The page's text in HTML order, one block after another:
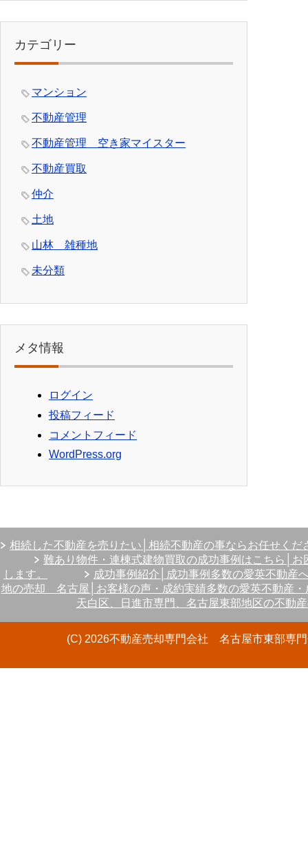
カテゴリー
マンション
不動産管理
不動産管理 空き家マイスター
不動産買取
仲介
土地
山林 雑種地
未分類
メタ情報
ログイン
投稿フィード
コメントフィード
WordPress.org
相続した不動産を売りたい│相続不動産の事ならお任せくだ
難あり物件・連棟式建物買取の成功事例はこちら│
します。
成功事例紹介│成功事例多数の愛英不動産
地の売却 名古屋│お客様の声・成約実績多数の愛英不動産・
天白区、日進市専門、名古屋東部地区の不動
(C) 2026不動産売却専門会社 名古屋市東部専